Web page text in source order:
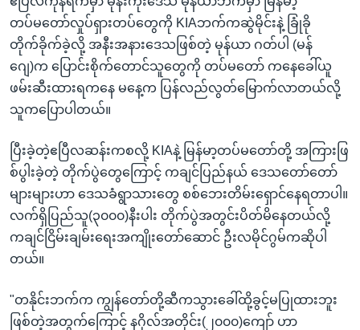
တပ်မတော်လှုပ်ရှားတပ်တွေကို KIAဘက်ကဆွဲမိုင်းနဲ့ ခြုံခို
တိုက်ခိုက်ခဲ့လို့ အနီးအနားဒေသဖြစ်တဲ့ မုန်ယာ ဂတ်ပါ (မန်
ဂျေ)က ပြောင်းစိုက်တောင်သူတွေကို တပ်မတော် ကနေခေါ်ယူ
ဖမ်းဆီးထားရကနေ မနေ့က ပြန်လည်လွတ်မြောက်လာတယ်လို့
သူကပြောပါတယ်။
ပြီးခဲ့တဲ့ဧပြီလဆန်းကစလို့ KIAနဲ့ မြန်မာ့တပ်မတော်တို့ အကြားဖြ
စ်ပွါးခဲ့တဲ့ တိုက်ပွဲတွေကြောင့် ကချင်ပြည်နယ် ဒေသတော်တော်
များများဟာ ဒေသခံရွာသားတွေ စစ်ဘေးတိမ်းရှောင်နေရတာပါ။
လက်ရှိပြည်သူ(၃၀၀၀)နီးပါး တိုက်ပွဲအတွင်းပိတ်မိနေတယ်လို့
ကချင်ငြိမ်းချမ်းရေးအကျိုးတော်ဆောင် ဦးလမိုင်ဂွမ်ကဆိုပါ
တယ်။
"တနိုင်းဘက်က ကျွန်တော်တို့ဆီကသွားခေါ်ထို့ခွင့်မပြုထားဘူး
ဖြစ်တဲ့အတွက်ကြောင့် နဂိုလ်အတိုင်း(၂၀၀၀)ကျော် ဟာ